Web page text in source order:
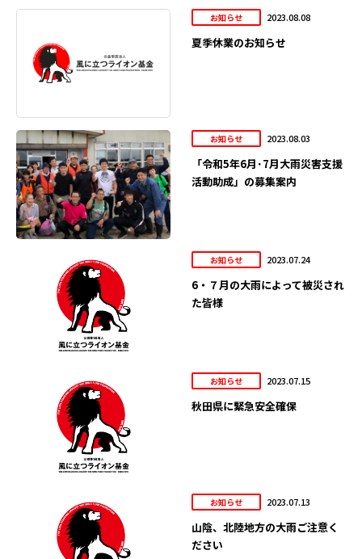
お知らせ 2023.08.08
夏季休業のお知らせ
お知らせ 2023.08.03
「令和5年6月･7月大雨災害支援
活動助成」の募集案内
お知らせ 2023.07.24
6・７月の大雨によって被災され
た皆様
お知らせ 2023.07.15
秋田県に緊急安全確保
お知らせ 2023.07.13
山陰、北陸地方の大雨ご注意く
ださい